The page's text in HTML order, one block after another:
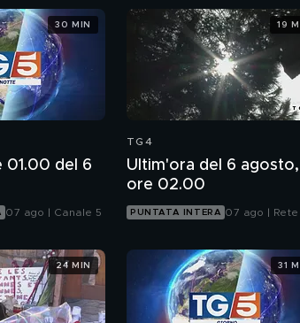
01.00 del 6
07 ago | Canale 5
30 MIN
TG4
Ultim'ora del 6 agosto,
ore 02.00
PUNTATA INTERA 07 ago | Rete
19
24 MIN 31